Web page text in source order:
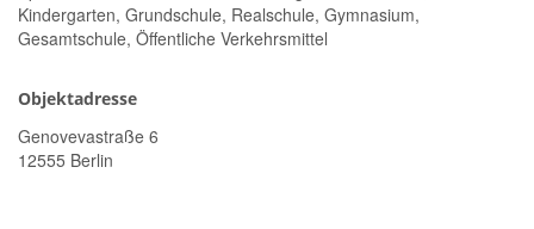
Kindergarten, Grundschule, Realschule, Gymnasium,
Gesamtschule, Öffentliche Verkehrsmittel
Objektadresse
Genovevastraße 6
12555 Berlin